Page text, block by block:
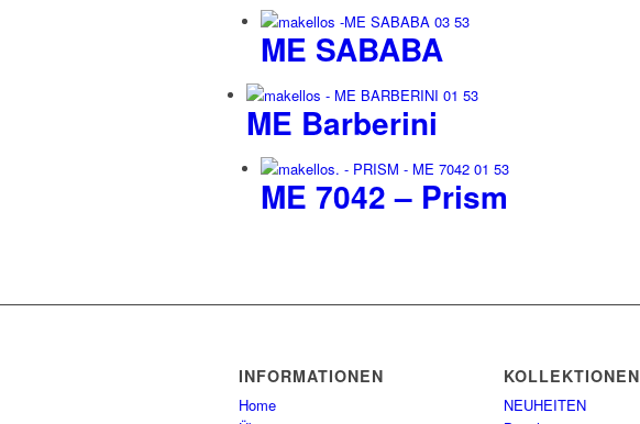
ME SABABA
ME Barberini
ME 7042 – Prism
INFORMATIONEN
Home
KOLLEKTIONEN
NEUHEITEN